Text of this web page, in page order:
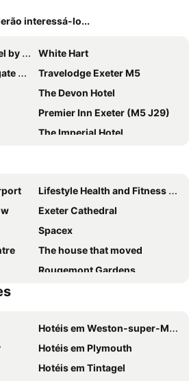
interessá-lo...
White Hart
Travelodge Exeter M5
The Devon Hotel
Premier Inn Exeter (M5 J29)
The Imperial Hotel
Inns
The Gissons Hotel
Ihg
Premier Inn Exeter (Countess Wear)
St Olaves Court
Premier Inn Exmouth Seafront
Inns
Langstone Cliff Hotel
Lifestyle Health and Fitness Suite
Exeter Cathedral
Spacex
The house that moved
Rougemont Gardens
Historic Quayside
Rainbow Fun House
Hotéis em Weston-super-Mare
Hotéis em Plymouth
Hotéis em Tintagel